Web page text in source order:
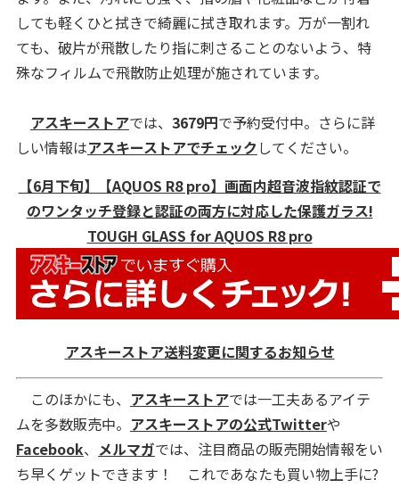
しても軽くひと拭きで綺麗に拭き取れます。万が一割れ
ても、破片が飛散したり指に刺さることのないよう、特
殊なフィルムで飛散防止処理が施されています。
アスキーストアでは、 3679円で予約受付中。さらに詳
しい情報はアスキーストアでチェックしてください。
【6月下旬】【AQUOS R8 pro】画面内超音波指紋認証で
のワンタッチ登録と認証の両方に対応した保護ガラス!
TOUGH GLASS for AQUOS R8 pro
アスキーストア送料変更に関するお知らせ
このほかにも、 アスキーストアでは一工夫あるアイテ
ムを多数販売中。 アスキーストアの公式Twitterや
Facebook、 メルマガでは、注目商品の販売開始情報をい
ち早くゲットできます！ これであなたも買い物上手に?